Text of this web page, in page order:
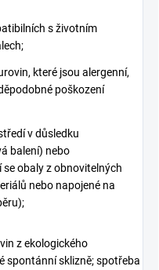
s životním
které jsou alergenní,
poškození
v důsledku
balení) nebo
obaly z obnovitelných
nebo napojené na
z ekologického
spontánní sklizně; spotřeba